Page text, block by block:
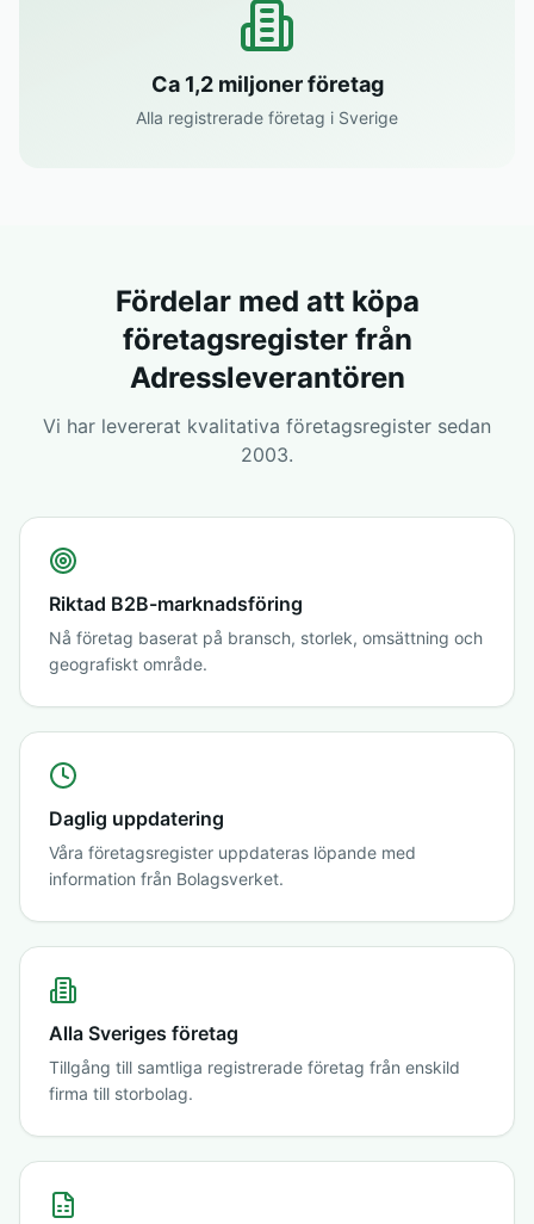
Ca 1,2 miljoner företag
Alla registrerade företag i Sverige
Fördelar med att köpa
företagsregister från
Adressleverantören
Vi har levererat kvalitativa företagsregister sedan
2003.
Riktad B2B-marknadsföring
Nå företag baserat på bransch, storlek, omsättning och
geografiskt område.
Daglig uppdatering
Våra företagsregister uppdateras löpande med
information från Bolagsverket.
Alla Sveriges företag
Tillgång till samtliga registrerade företag från enskild
firma till storbolag.